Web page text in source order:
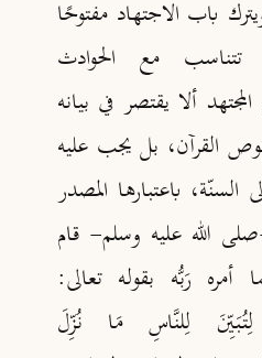
باب الاجتهاد مفتوحًا
تتناسب مع الحوادث
ألا يقتصر في بيانه
القرآن، بل يجب عليه
باعتبارها المصدر
صلى الله عليه وسلم- قام
أمره رَبُّه بقوله تعالى:
لِتُبَيِّنَ لِلنَّاسِ مَا نُزِّلَ